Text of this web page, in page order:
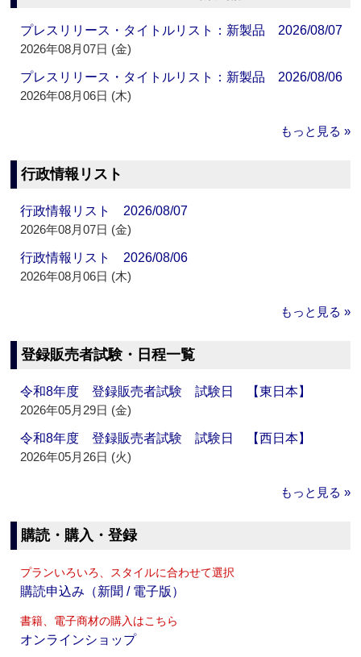
プレスリリース・タイトルリスト：新製品 2026/08/07
2026年08月07日 (金)
プレスリリース・タイトルリスト：新製品 2026/08/06
2026年08月06日 (木)
もっと見る »
行政情報リスト
行政情報リスト 2026/08/07
2026年08月07日 (金)
行政情報リスト 2026/08/06
2026年08月06日 (木)
もっと見る »
登録販売者試験・日程一覧
令和8年度 登録販売者試験 試験日 【東日本】
2026年05月29日 (金)
令和8年度 登録販売者試験 試験日 【西日本】
2026年05月26日 (火)
もっと見る »
購読・購入・登録
プランいろいろ、スタイルに合わせて選択
購読申込み（新聞 / 電子版）
書籍、電子商材の購入はこちら
オンラインショップ